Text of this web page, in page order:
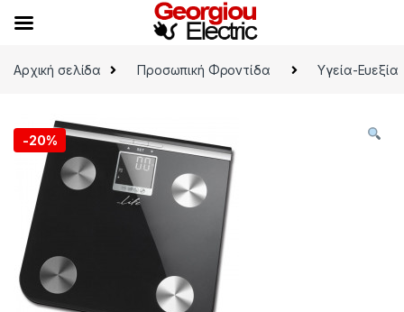
Αρχική σελίδα
Προσωπική Φροντίδα Υγεία-Ευεξία
-20%